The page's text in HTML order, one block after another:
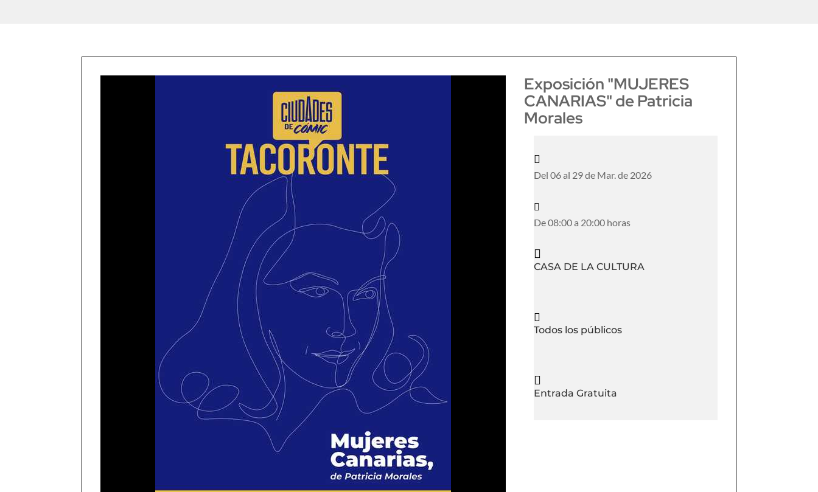
Exposición "MUJERES
CANARIAS" de Patricia
Morales

Del 06 al 29 de Mar. de 2026

De 08:00 a 20:00 horas

CASA DE LA CULTURA

Todos los públicos

Entrada Gratuita